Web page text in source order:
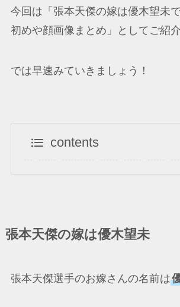
今回は「張本天傑の嫁は優木望未
初めや顔画像まとめ」としてご紹介
では早速みていきましょう！
contents
張本天傑の嫁は優木望未
張本天傑選手のお嫁さんの名前は